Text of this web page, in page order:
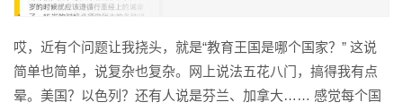
说法五花八门，搞得我有点晕。
美国？以色列？还有人说是芬
兰、加拿大…… 感觉每...
哎，近有个问题让我挠头，就是“教育王国是哪个国家？” 这说
简单也简单，说复杂也复杂。网上说法五花八门，搞得我有点
晕。美国？以色列？还有人说是芬兰、加拿大…… 感觉每个国